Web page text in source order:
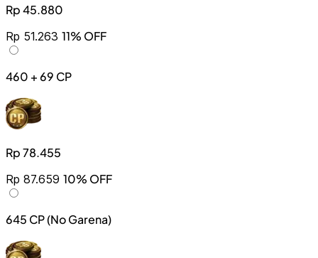
Rp 45.880
Rp 51.263 11% OFF
460 + 69 CP
Rp 78.455
Rp 87.659 10% OFF
645 CP (No Garena)